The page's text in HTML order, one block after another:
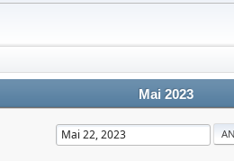
Mai 2023